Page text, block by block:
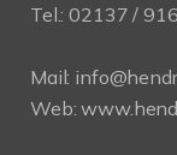
Tel.: 02137 /
Mail:
Web: